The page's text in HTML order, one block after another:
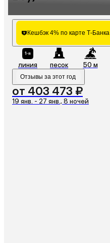
Кешбэк 4% по карте Т-Банка
линия песок 50 м
Отзывы за этот год
от 403 473 ₽
19 янв. - 27 янв., 8 ночей